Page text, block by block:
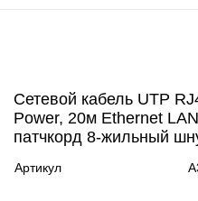
Сетевой кабель UTP
Power, 20м Ethernet
патчкорд 8-жильный
Артикул